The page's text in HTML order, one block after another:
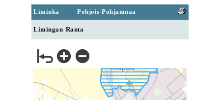
Liminka Pohjois-Pohjanmaa
Limingan Ranta